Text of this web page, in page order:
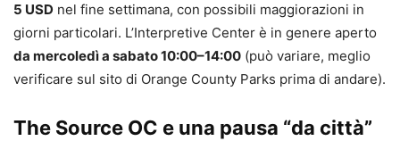
5 USD nel fine settimana, con possibili maggiorazioni in
giorni particolari. L’Interpretive Center è in genere aperto
da mercoledì a sabato 10:00–14:00 (può variare, meglio
verificare sul sito di Orange County Parks prima di andare).
The Source OC e una pausa “da città”